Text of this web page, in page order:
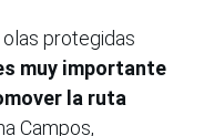
protegidas
muy importante
la ruta
Campos,